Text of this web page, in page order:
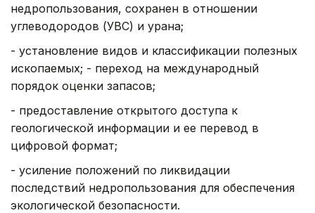
недропользования, сохранен в отношении
углеводородов (УВС) и урана;
- установление видов и классификации полезных
ископаемых; - переход на международный
порядок оценки запасов;
- предоставление открытого доступа к
геологической информации и ее перевод в
цифровой формат;
- усиление положений по ликвидации
последствий недропользования для обеспечения
экологической безопасности.